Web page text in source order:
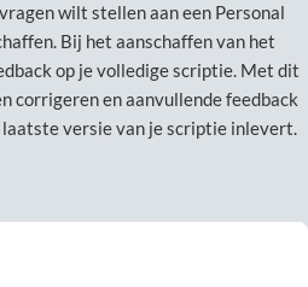
wilt stellen aan een Personal
Bij het aanschaffen van het
op je volledige scriptie. Met dit
corrigeren en aanvullende feedback
versie van je scriptie inlevert.